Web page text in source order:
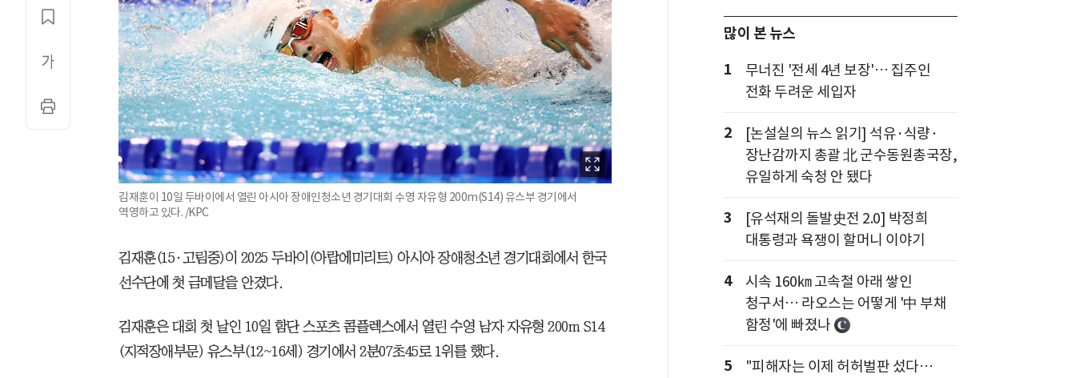
김재훈이 10일 두바이에서 열린 아시아 장애인청소년 경기대회 수영 자유형 200m(S14) 유스부 경기에서
역영하고 있다. /KPC
김재훈(15·고림중)이 2025 두바이(아랍에미리트) 아시아 장애청소년 경기대회에서 한국
선수단에 첫 금메달을 안겼다.
김재훈은 대회 첫 날인 10일 함단 스포츠 콤플렉스에서 열린 수영 남자 자유형 200m S14
(지적장애부문) 유스부(12~16세) 경기에서 2분07초45로 1위를 했다.
많이 본 뉴스
1
무너진 '전세 4년 보장'… 집주인
전화 두려운 세입자
2
[논설실의 뉴스 읽기] 석유·식량·
장난감까지 총괄 北 군수동원총국장,
유일하게 숙청 안 됐다
3
[유석재의 돌발史전 2.0] 박정희
대통령과 욕쟁이 할머니 이야기
4
시속 160㎞ 고속철 아래 쌓인
청구서… 라오스는 어떻게 '中 부채
함정'에 빠졌나
5
"피해자는 이제 허허벌판 섰다…